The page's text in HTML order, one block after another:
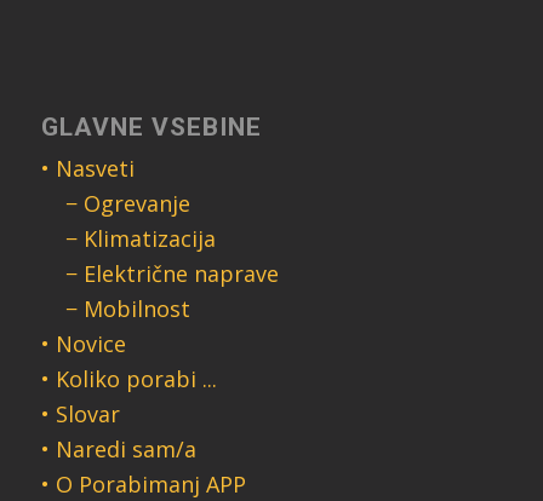
GLAVNE VSEBINE
• Nasveti
− Ogrevanje
− Klimatizacija
− Električne naprave
− Mobilnost
• Novice
• Koliko porabi ...
• Slovar
• Naredi sam/a
• O Porabimanj APP